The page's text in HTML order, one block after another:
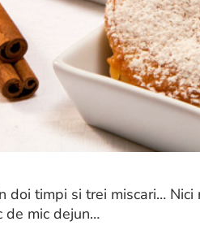
doi timpi si trei miscari…
de mic dejun…